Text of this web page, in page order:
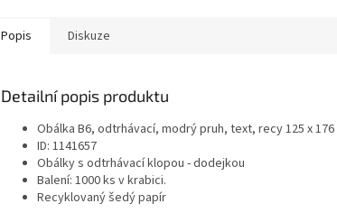
Popis Diskuze
Detailní popis produktu
Obálka B6, odtrhávací, modrý pruh, text, recy 125 x 176
ID: 1141657
Obálky s odtrhávací klopou - dodejkou
Balení: 1000 ks v krabici.
Recyklovaný šedý papír